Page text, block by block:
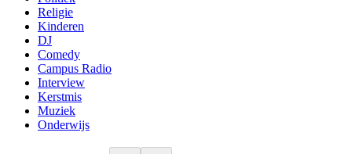
Religie
Kinderen
DJ
Comedy
Campus Radio
Interview
Kerstmis
Muziek
Onderwijs